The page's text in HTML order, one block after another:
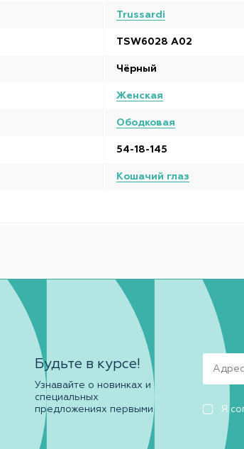
Trussardi
TSW6028 A02
Чёрный
Женская
Ободковая
54-18-145
Кошачий глаз
Будьте в курсе!
Узнавайте о новинках и
специальных
предложениях первыми
Я